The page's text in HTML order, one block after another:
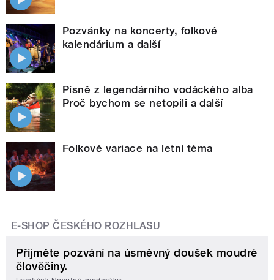
Pozvánky na koncerty, folkové
kalendárium a další
Písně z legendárního vodáckého alba
Proč bychom se netopili a další
Folkové variace na letní téma
E-SHOP ČESKÉHO ROZHLASU
Přijměte pozvání na úsměvný doušek moudré
člověčiny.